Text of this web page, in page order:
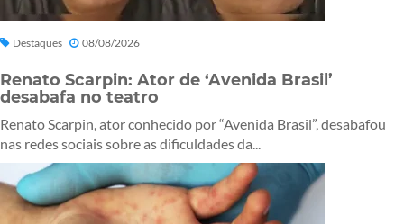
Destaques 08/08/2026
Renato Scarpin: Ator de ‘Avenida Brasil’
desabafa no teatro
Renato Scarpin, ator conhecido por “Avenida Brasil”, desabafou
nas redes sociais sobre as dificuldades da...